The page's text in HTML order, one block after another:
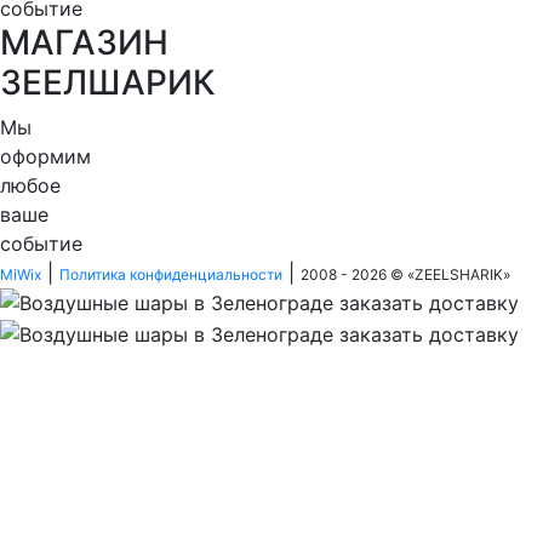
событие
МАГАЗИН
ЗЕЕЛШАРИК
Мы
оформим
любое
ваше
событие
MiWix Политика конфиденциальности 2008 - 2026 © «ZEELSHARIK»